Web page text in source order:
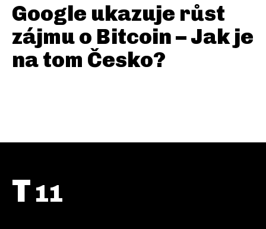
Google ukazuje růst
zájmu o Bitcoin – Jak je
na tom Česko?
T 11